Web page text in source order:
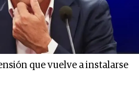
que vuelve a instalarse